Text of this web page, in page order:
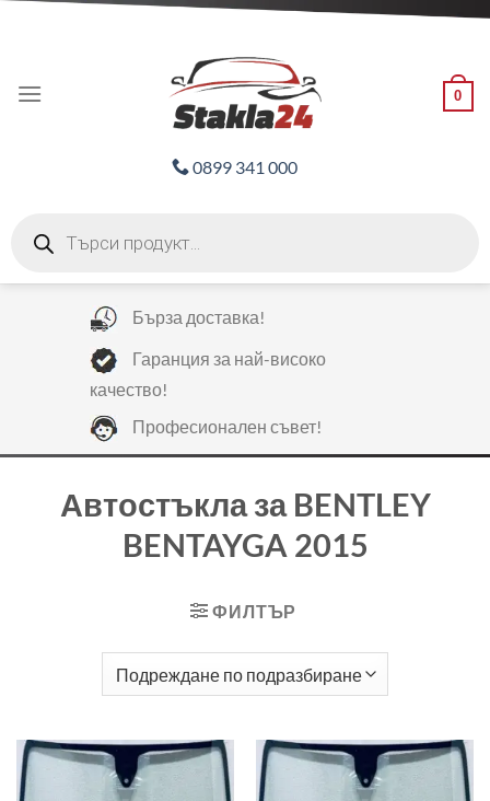
0
0899 341 000
search
Бърза доставка!
Гаранция за най-високо
качество!
Професионален съвет!
Автостъкла за BENTLEY
BENTAYGA 2015
ФИЛТЪР